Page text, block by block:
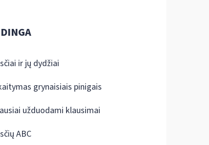
ir jų dydžiai
grynaisiais pinigais
užduodami klausimai
ABC